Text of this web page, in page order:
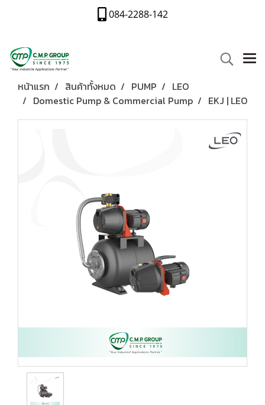
084-2288-142
หน้าแรก สินค้าทั้งหมด PUMP
LEO
Domestic Pump & Commercial Pump
EKJ | LEO